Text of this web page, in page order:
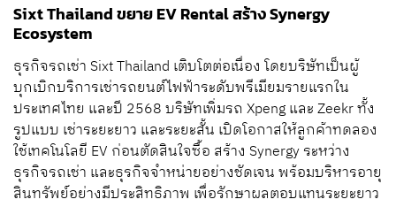
Sixt Thailand ขยาย EV Rental สร้าง Synergy
Ecosystem
ธุรกิจรถเช่า Sixt Thailand เติบโตต่อเนื่อง โดยบริษัทเป็นผู้
บุกเบิกบริการเช่ารถยนต์ไฟฟ้าระดับพรีเมียมรายแรกใน
ประเทศไทย และปี 2568 บริษัทเพิ่มรถ Xpeng และ Zeekr ทั้ง
รูปแบบ เช่าระยะยาว และระยะสั้น เปิดโอกาสให้ลูกค้าทดลอง
ใช้เทคโนโลยี EV ก่อนตัดสินใจซื้อ สร้าง Synergy ระหว่าง
ธุรกิจรถเช่า และธุรกิจจำหน่ายอย่างชัดเจน พร้อมบริหารอายุ
สินทรัพย์อย่างมีประสิทธิภาพ เพื่อรักษาผลตอบแทนระยะยาว